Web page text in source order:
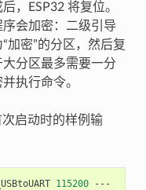
，ESP32 将复位。
会加密：二级引导
加密”的分区，然后复
分区最多需要一分
执行命令。
次启动时的样例输
115200
---